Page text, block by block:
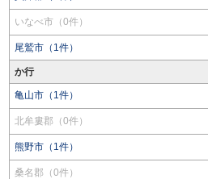
いなべ市（0件）
尾鷲市（1件）
か行
亀山市（1件）
北牟婁郡（0件）
熊野市（1件）
桑名郡（0件）